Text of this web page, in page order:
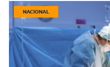
NACIONAL